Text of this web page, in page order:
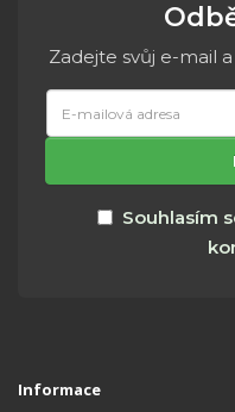
Zadejte svůj e-mail
Souhlasím
Informace